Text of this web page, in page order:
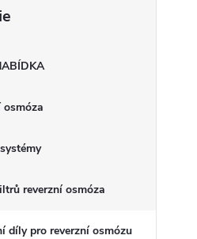
osmóza
reverzní osmóza
díly pro reverzní osmózu